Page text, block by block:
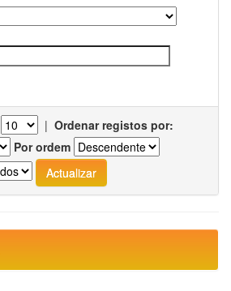
| Ordenar registos por:
Por ordem